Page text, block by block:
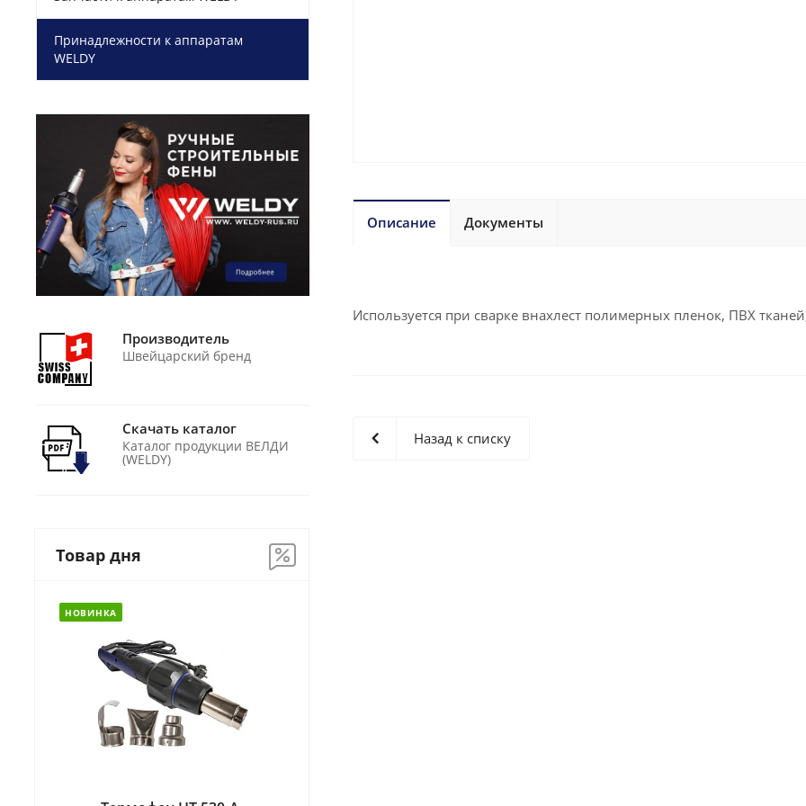
Описание Документы
Используется при сварке внахлест полимерных пленок, ПВХ
Назад к списку
Принадлежности к аппаратам
WELDY
Производитель
Швейцарский бренд
Скачать каталог
Каталог продукции ВЕЛДИ
(WELDY)
Товар дня
НОВИНКА